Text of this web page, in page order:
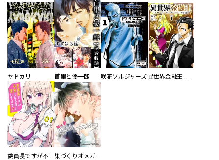
ヤドカリ 首里と優一郎 咲花ソルジャーズ 異世界金融王 ～クローネ・ゴルディオンの覇道～
委員長ですが不良になるほど恋してます！ 巣づくりオメガバース